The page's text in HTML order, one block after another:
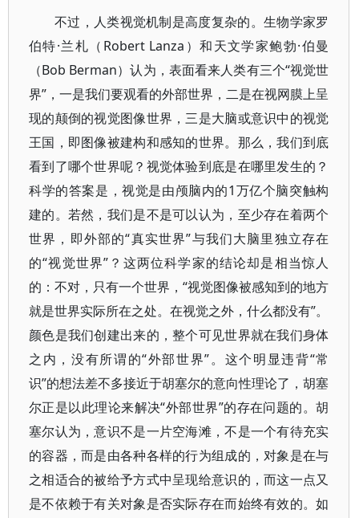
不过，人类视觉机制是高度复杂的。生物学家罗
伯特·兰札（Robert Lanza）和天文学家鲍勃·伯曼
（Bob Berman）认为，表面看来人类有三个“视觉世
界”，一是我们要观看的外部世界，二是在视网膜上呈
现的颠倒的视觉图像世界，三是大脑或意识中的视觉
王国，即图像被建构和感知的世界。那么，我们到底
看到了哪个世界呢？视觉体验到底是在哪里发生的？
科学的答案是，视觉是由颅脑内的1万亿个脑突触构
建的。若然，我们是不是可以认为，至少存在着两个
世界，即外部的“真实世界”与我们大脑里独立存在
的“视觉世界”？这两位科学家的结论却是相当惊人
的：不对，只有一个世界，“视觉图像被感知到的地方
就是世界实际所在之处。在视觉之外，什么都没有”。
颜色是我们创建出来的，整个可见世界就在我们身体
之内，没有所谓的“外部世界”。这个明显违背“常
识”的想法差不多接近于胡塞尔的意向性理论了，胡塞
尔正是以此理论来解决“外部世界”的存在问题的。胡
塞尔认为，意识不是一片空海滩，不是一个有待充实
的容器，而是由各种各样的行为组成的，对象是在与
之相适合的被给予方式中呈现给意识的，而这一点又
是不依赖于有关对象是否实际存在而始终有效的。如